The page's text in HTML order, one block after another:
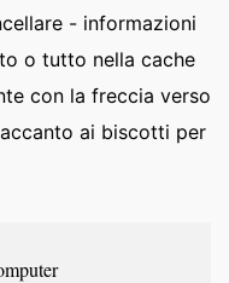
- informazioni
o tutto nella cache
con la freccia verso
ai biscotti per